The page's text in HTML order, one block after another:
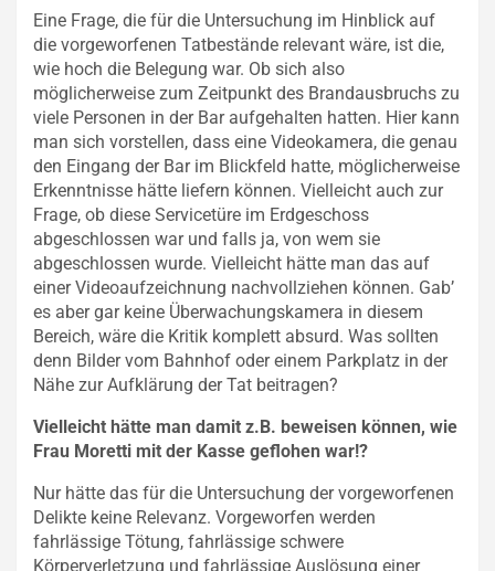
Eine Frage, die für die Untersuchung im Hinblick auf
die vorgeworfenen Tatbestände relevant wäre, ist die,
wie hoch die Belegung war. Ob sich also
möglicherweise zum Zeitpunkt des Brandausbruchs zu
viele Personen in der Bar aufgehalten hatten. Hier kann
man sich vorstellen, dass eine Videokamera, die genau
den Eingang der Bar im Blickfeld hatte, möglicherweise
Erkenntnisse hätte liefern können. Vielleicht auch zur
Frage, ob diese Servicetüre im Erdgeschoss
abgeschlossen war und falls ja, von wem sie
abgeschlossen wurde. Vielleicht hätte man das auf
einer Videoaufzeichnung nachvollziehen können. Gab’
es aber gar keine Überwachungskamera in diesem
Bereich, wäre die Kritik komplett absurd. Was sollten
denn Bilder vom Bahnhof oder einem Parkplatz in der
Nähe zur Aufklärung der Tat beitragen?
Vielleicht hätte man damit z.B. beweisen können, wie
Frau Moretti mit der Kasse geflohen war!?
Nur hätte das für die Untersuchung der vorgeworfenen
Delikte keine Relevanz. Vorgeworfen werden
fahrlässige Tötung, fahrlässige schwere
Körperverletzung und fahrlässige Auslösung einer